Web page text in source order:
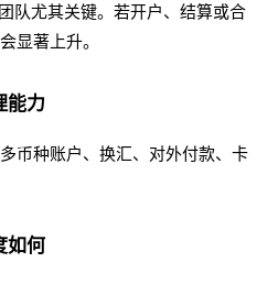
队尤其关键。若开户、结算或合
显著上升。
能力
币种账户、换汇、对外付款、卡
如何